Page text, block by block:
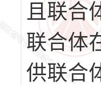
且联合
联合体
供联合